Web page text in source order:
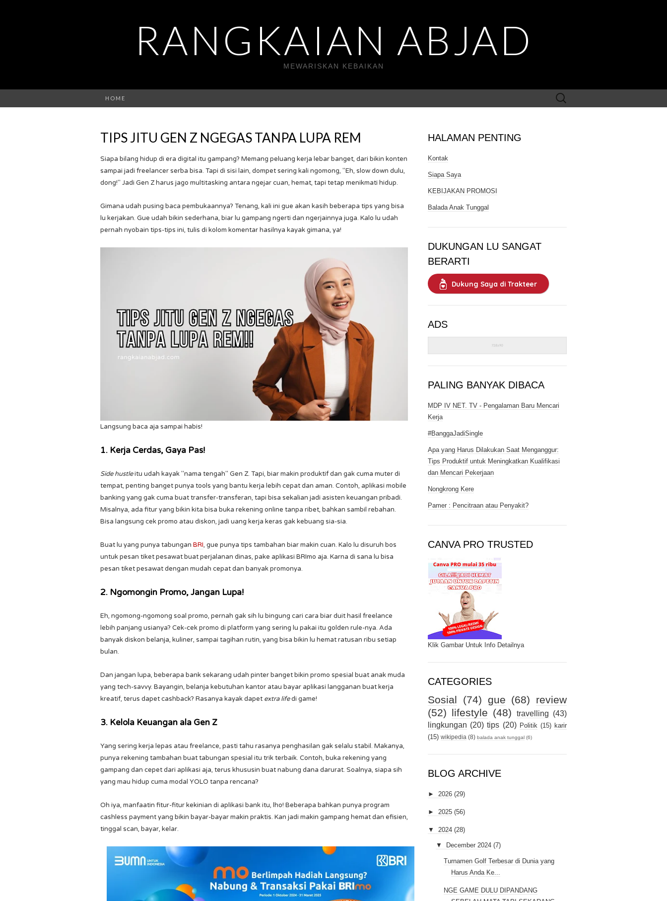
RANGKAIAN ABJAD
MEWARISKAN KEBAIKAN
HOME
Search
for:
TIPS JITU GEN Z NGEGAS TANPA LUPA REM
Siapa bilang hidup di era digital itu gampang? Memang peluang kerja lebar banget, dari bikin konten
sampai jadi freelancer serba bisa. Tapi di sisi lain, dompet sering kali ngomong, "Eh, slow down dulu,
dong!" Jadi Gen Z harus jago multitasking antara ngejar cuan, hemat, tapi tetap menikmati hidup.
Gimana udah pusing baca pembukaannya? Tenang, kali ini gue akan kasih beberapa tips yang bisa
lu kerjakan. Gue udah bikin sederhana, biar lu gampang ngerti dan ngerjainnya juga. Kalo lu udah
pernah nyobain tips-tips ini, tulis di kolom komentar hasilnya kayak gimana, ya!
Langsung baca aja sampai habis!
1. Kerja Cerdas, Gaya Pas!
Side hustleitu udah kayak "nama tengah" Gen Z. Tapi, biar makin produktif dan gak cuma muter di
tempat, penting banget punya tools yang bantu kerja lebih cepat dan aman. Contoh, aplikasi mobile
banking yang gak cuma buat transfer-transferan, tapi bisa sekalian jadi asisten keuangan pribadi.
Misalnya, ada fitur yang bikin kita bisa buka rekening online tanpa ribet, bahkan sambil rebahan.
Bisa langsung cek promo atau diskon, jadi uang kerja keras gak kebuang sia-sia.
Buat lu yang punya tabungan BRI, gue punya tips tambahan biar makin cuan. Kalo lu disuruh bos
untuk pesan tiket pesawat buat perjalanan dinas, pake aplikasi BRImo aja. Karna di sana lu bisa
pesan tiket pesawat dengan mudah cepat dan banyak promonya.
2. Ngomongin Promo, Jangan Lupa!
Eh, ngomong-ngomong soal promo, pernah gak sih lu bingung cari cara biar duit hasil freelance
lebih panjang usianya? Cek-cek promo di platform yang sering lu pakai itu golden rule-nya. Ada
banyak diskon belanja, kuliner, sampai tagihan rutin, yang bisa bikin lu hemat ratusan ribu setiap
bulan.
Dan jangan lupa, beberapa bank sekarang udah pinter banget bikin promo spesial buat anak muda
yang tech-savvy. Bayangin, belanja kebutuhan kantor atau bayar aplikasi langganan buat kerja
kreatif, terus dapet cashback? Rasanya kayak dapet extra lifedi game!
3. Kelola Keuangan ala Gen Z
Yang sering kerja lepas atau freelance, pasti tahu rasanya penghasilan gak selalu stabil. Makanya,
punya rekening tambahan buat tabungan spesial itu trik terbaik. Contoh, buka rekening yang
gampang dan cepet dari aplikasi aja, terus khususin buat nabung dana darurat. Soalnya, siapa sih
yang mau hidup cuma modal YOLO tanpa rencana?
Oh iya, manfaatin fitur-fitur kekinian di aplikasi bank itu, lho! Beberapa bahkan punya program
cashless payment yang bikin bayar-bayar makin praktis. Kan jadi makin gampang hemat dan efisien,
tinggal scan, bayar, kelar.
HALAMAN PENTING
Kontak
Siapa Saya
KEBIJAKAN PROMOSI
Balada Anak Tunggal
DUKUNGAN LU SANGAT
BERARTI
Dukung Saya di Trakteer
ADS
PALING BANYAK DIBACA
MDP IV NET. TV - Pengalaman Baru Mencari
Kerja
#BanggaJadiSingle
Apa yang Harus Dilakukan Saat Menganggur:
Tips Produktif untuk Meningkatkan Kualifikasi
dan Mencari Pekerjaan
Nongkrong Kere
Pamer : Pencitraan atau Penyakit?
CANVA PRO TRUSTED
Klik Gambar Untuk Info Detailnya
CATEGORIES
Sosial (74) gue (68)
review
(52) lifestyle (48) travelling (43)
lingkungan (20) tips (20) Politik (15) karir
(15) wikipedia (8) balada anak tunggal (6)
BLOG ARCHIVE
► 2026 (29)
► 2025 (56)
▼ 2024 (28)
▼ December 2024 (7)
Turnamen Golf Terbesar di Dunia yang
Harus Anda Ke...
NGE GAME DULU DIPANDANG